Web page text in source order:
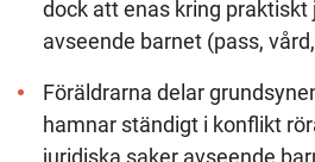
dock att enas kring praktiskt
avseende barnet (pass,
Föräldrarna delar
hamnar ständigt i konflikt
juridiska saker avseende